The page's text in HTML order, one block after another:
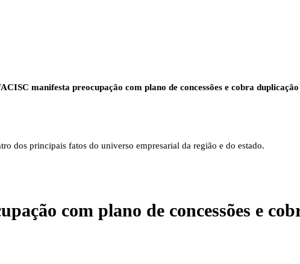
manifesta preocupação com plano de concessões e cobra
dos principais fatos do universo empresarial da região e do estado.
com plano de concessões e